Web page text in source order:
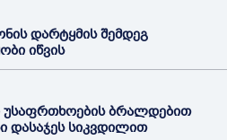
დარტყმის შემდეგ
იწვის
უსაფრთხოების ბრალდებით
დასაჯეს სიკვდილით